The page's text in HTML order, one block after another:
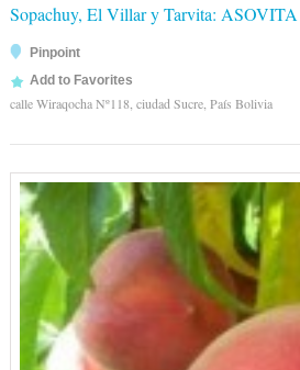
Sopachuy, El Villar y Tarvita: ASOVITA
Pinpoint
Add to Favorites
calle Wiraqocha Nº118, ciudad Sucre, País Bolivia